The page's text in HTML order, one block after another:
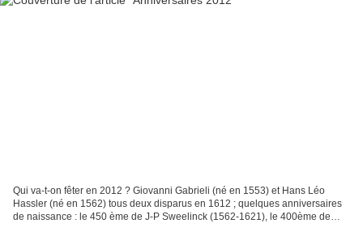
Qui va-t-on fêter en 2012 ? Giovanni Gabrieli (né en 1553) et Hans Léo
Hassler (né en 1562) tous deux disparus en 1612 ; quelques anniversaires
de naissance : le 450 ème de J-P Sweelinck (1562-1621), le 400ème de